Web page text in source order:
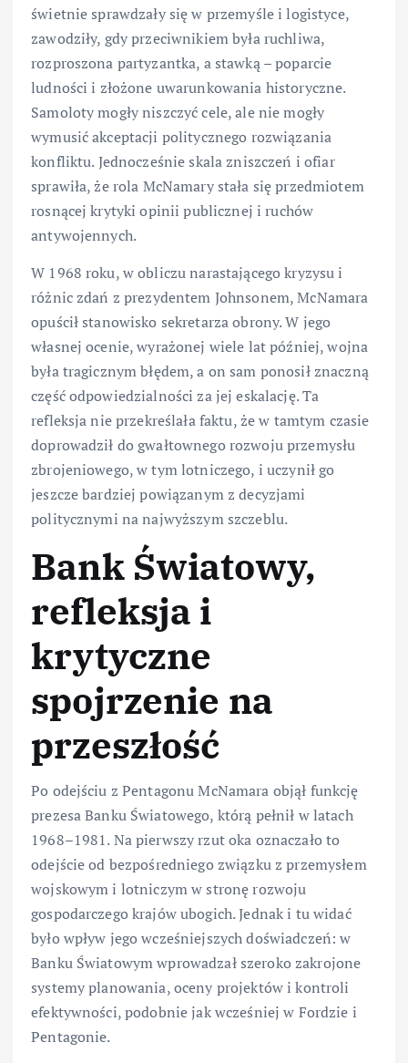
świetnie sprawdzały się w przemyśle i logistyce,
zawodziły, gdy przeciwnikiem była ruchliwa,
rozproszona partyzantka, a stawką – poparcie
ludności i złożone uwarunkowania historyczne.
Samoloty mogły niszczyć cele, ale nie mogły
wymusić akceptacji politycznego rozwiązania
konfliktu. Jednocześnie skala zniszczeń i ofiar
sprawiła, że rola McNamary stała się przedmiotem
rosnącej krytyki opinii publicznej i ruchów
antywojennych.
W 1968 roku, w obliczu narastającego kryzysu i
różnic zdań z prezydentem Johnsonem, McNamara
opuścił stanowisko sekretarza obrony. W jego
własnej ocenie, wyrażonej wiele lat później, wojna
była tragicznym błędem, a on sam ponosił znaczną
część odpowiedzialności za jej eskalację. Ta
refleksja nie przekreślała faktu, że w tamtym czasie
doprowadził do gwałtownego rozwoju przemysłu
zbrojeniowego, w tym lotniczego, i uczynił go
jeszcze bardziej powiązanym z decyzjami
politycznymi na najwyższym szczeblu.
Bank Światowy,
refleksja i
krytyczne
spojrzenie na
przeszłość
Po odejściu z Pentagonu McNamara objął funkcję
prezesa Banku Światowego, którą pełnił w latach
1968–1981. Na pierwszy rzut oka oznaczało to
odejście od bezpośredniego związku z przemysłem
wojskowym i lotniczym w stronę rozwoju
gospodarczego krajów ubogich. Jednak i tu widać
było wpływ jego wcześniejszych doświadczeń: w
Banku Światowym wprowadzał szeroko zakrojone
systemy planowania, oceny projektów i kontroli
efektywności, podobnie jak wcześniej w Fordzie i
Pentagonie.